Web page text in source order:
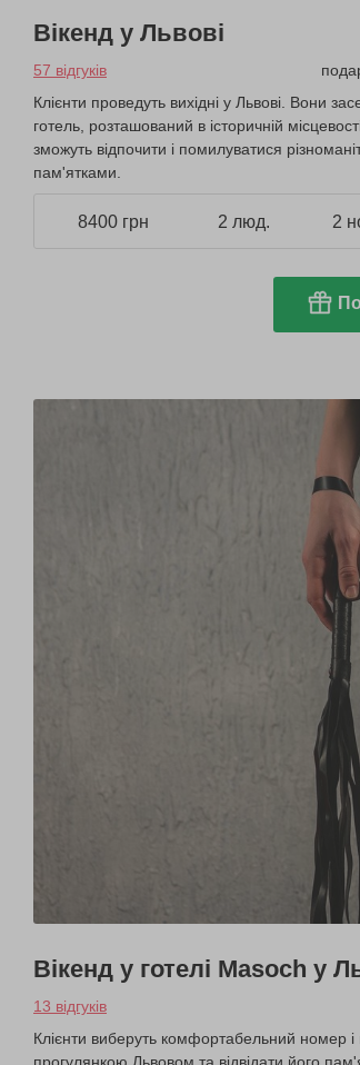
Вікенд у Львові
57 відгуків
Клієнти проведуть вихідні у Львові. Вони
готель, розташований в історичній
зможуть відпочити і помилуватися
пам'ятками.
8400 грн 2 люд. 2
Вікенд у готелі Masoch у
13 відгуків
Клієнти виберуть комфортабельний номер і